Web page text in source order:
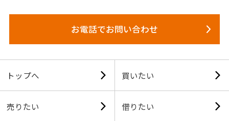
お電話でお問い合わせ
トップへ 買いたい
売りたい 借りたい